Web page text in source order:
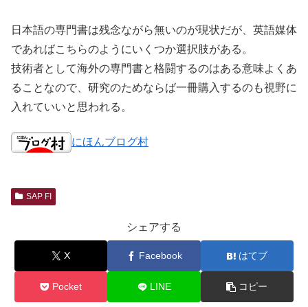
日本語の専門書は残念ながら無いのが現状だが、英語媒体
であればこちらのようにいくつか選択肢がある。
技術者として海外の専門書と格闘するのはある意味よくあ
ることなので、研究のためならば一冊購入するのも視野に
入れていいと思われる。
にほんブログ村
SAP FI
シェアする
X Facebook はてブ
Pocket LINE コピー